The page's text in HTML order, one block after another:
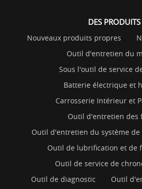
DES PRODUITS
Nouveaux produits propres
Outil d'entretien du
Sous l'outil de service
Batterie électrique et
Carrosserie Intérieur et
Outil d'entretien des
Outil d'entretien du système
Outil de lubrification et de
Outil de service de
Outil de diagnostic
Outil